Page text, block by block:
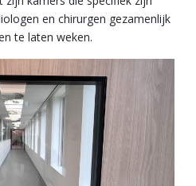
en chirurgen gezamenlijk
te laten weken.